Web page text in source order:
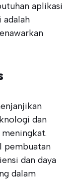
aplikasi
adalah
dan
pembuatan
dan daya
dalam